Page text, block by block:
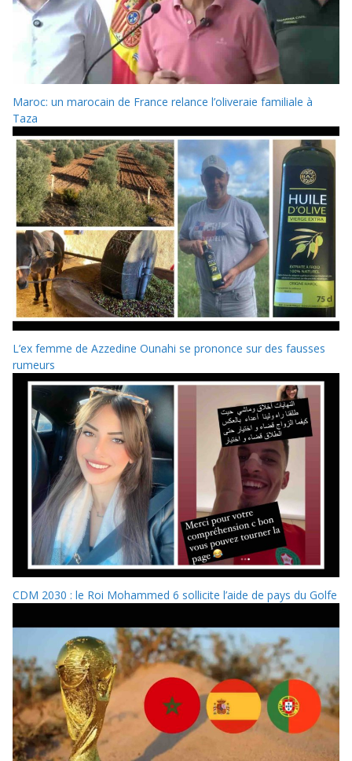
Maroc: un marocain de France relance l’oliveraie familiale à
Taza
L’ex femme de Azzedine Ounahi se prononce sur des fausses
rumeurs
CDM 2030 : le Roi Mohammed 6 sollicite l’aide de pays du Golfe